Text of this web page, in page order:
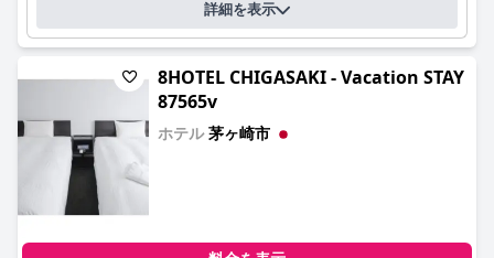
詳細を表示
8HOTEL CHIGASAKI - Vacation STAY
87565v
ホテル茅ヶ崎市